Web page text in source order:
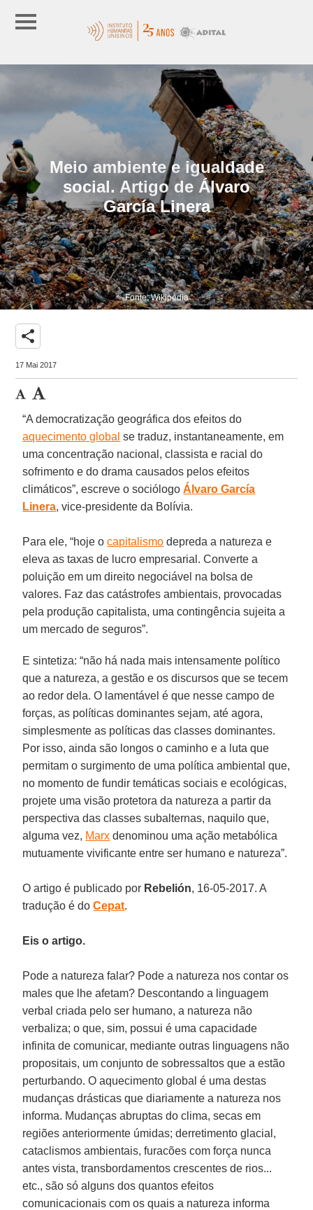
Meio ambiente e igualdade
social. Artigo de Álvaro
García Linera
Fonte: Wikipédia
share
17 Mai 2017
“A democratização geográfica dos efeitos do
aquecimento global se traduz, instantaneamente, em
uma concentração nacional, classista e racial do
sofrimento e do drama causados pelos efeitos
climáticos”, escreve o sociólogoÁlvaro García
Linera, vice-presidente da Bolívia.
Para ele, “hoje ocapitalismo depreda a natureza e
eleva as taxas de lucro empresarial. Converte a
poluição em um direito negociável na bolsa de
valores. Faz das catástrofes ambientais, provocadas
pela produção capitalista, uma contingência sujeita a
um mercado de seguros”.
E sintetiza: “não há nada mais intensamente político
que a natureza, a gestão e os discursos que se tecem
ao redor dela. O lamentável é que nesse campo de
forças, as políticas dominantes sejam, até agora,
simplesmente as políticas das classes dominantes.
Por isso, ainda são longos o caminho e a luta que
permitam o surgimento de uma política ambiental que,
no momento de fundir temáticas sociais e ecológicas,
projete uma visão protetora da natureza a partir da
perspectiva das classes subalternas, naquilo que,
alguma vez, Marx denominou uma ação metabólica
mutuamente vivificante entre ser humano e natureza”.
O artigo é publicado por Rebelión, 16-05-2017. A
tradução é doCepat.
Eis o artigo.
Pode a natureza falar? Pode a natureza nos contar os
males que lhe afetam? Descontando a linguagem
verbal criada pelo ser humano, a natureza não
verbaliza; o que, sim, possui é uma capacidade
infinita de comunicar, mediante outras linguagens não
propositais, um conjunto de sobressaltos que a estão
perturbando. O aquecimento global é uma destas
mudanças drásticas que diariamente a natureza nos
informa. Mudanças abruptas do clima, secas em
regiões anteriormente úmidas; derretimento glacial,
cataclismos ambientais, furacões com força nunca
antes vista, transbordamentos crescentes de rios...
etc., são só alguns dos quantos efeitos
comunicacionais com os quais a natureza informa